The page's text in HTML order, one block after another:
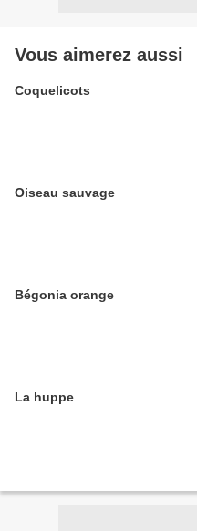
Vous aimerez aussi
Coquelicots
Oiseau sauvage
Bégonia orange
La huppe